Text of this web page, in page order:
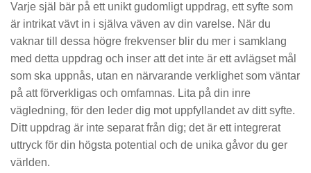
Varje själ bär på ett unikt gudomligt uppdrag, ett syfte som
är intrikat vävt in i själva väven av din varelse. När du
vaknar till dessa högre frekvenser blir du mer i samklang
med detta uppdrag och inser att det inte är ett avlägset mål
som ska uppnås, utan en närvarande verklighet som väntar
på att förverkligas och omfamnas. Lita på din inre
vägledning, för den leder dig mot uppfyllandet av ditt syfte.
Ditt uppdrag är inte separat från dig; det är ett integrerat
uttryck för din högsta potential och de unika gåvor du ger
världen.